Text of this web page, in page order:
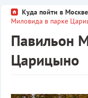
Куда пойти в Москве
Миловида в парке
Павильон
Царицыно